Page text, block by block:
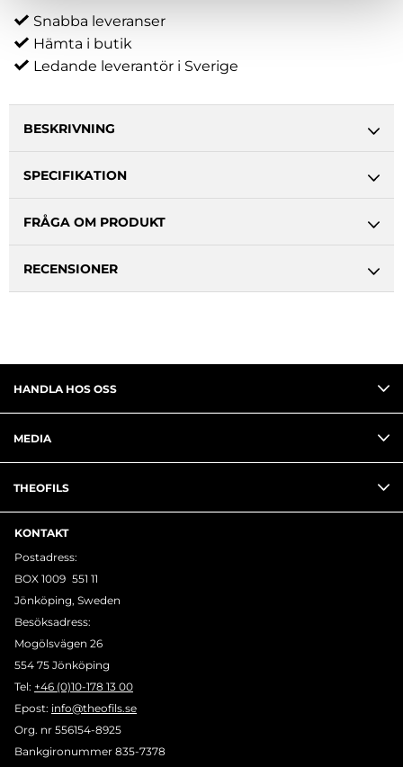
Snabba leveranser
Hämta i butik
Ledande leverantör i Sverige
BESKRIVNING
SPECIFIKATION
FRÅGA OM PRODUKT
RECENSIONER
HANDLA HOS OSS
MEDIA
THEOFILS
KONTAKT
Postadress:
BOX 1009 551 11
Jönköping, Sweden
Besöksadress:
Mogölsvägen 26
554 75 Jönköping
Tel: +46 (0)10-178 13 00
Epost: info@theofils.se
Org. nr 556154-8925
Bankgironummer 835-7378